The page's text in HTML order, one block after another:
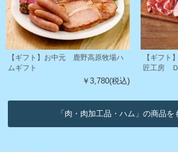
【ギフト】お中元 鹿野高原牧場ハ
ムギフト
￥3,780(税込)
【ギフ
匠工房 Ｄ
「肉・肉加工品・ハム」の商品を